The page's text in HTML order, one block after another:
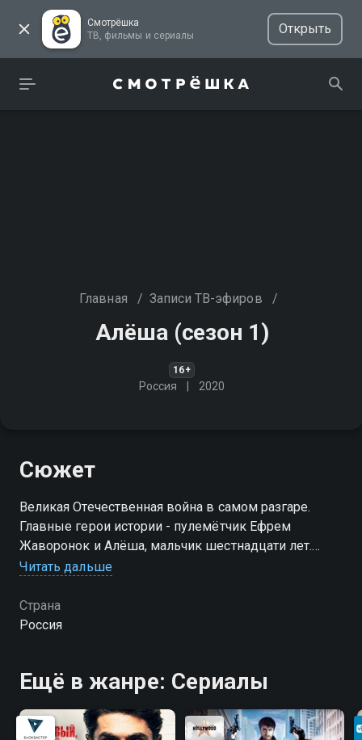
Смотрёшка
ТВ, фильмы и сериалы
Открыть
Главная / Записи ТВ-эфиров /
Алёша (сезон 1)
16+
Россия 2020
Сюжет
Великая Отечественная война в самом разгаре.
Главные герои истории - пулемётчик Ефрем
Жаворонок и Алёша, мальчик шестнадцати лет.
Ефрем понимает, что он несет полную
родного человека…
качестве на Смотрёшке
Читать дальше
Страна
Россия
Ещё в жанре: Сериалы